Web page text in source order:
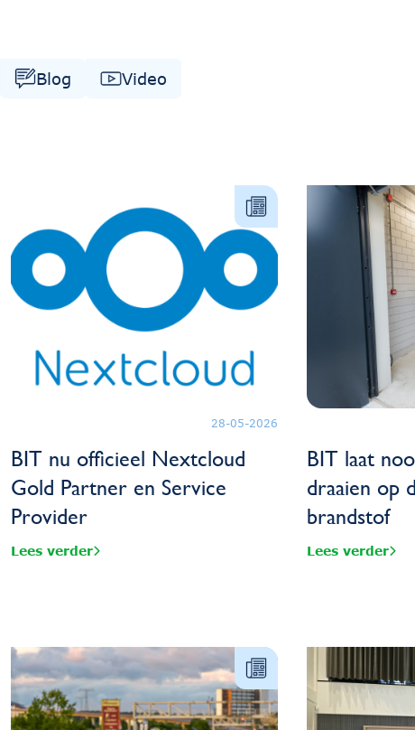
Blog Video
28-05-2026
BIT nu officieel Nextcloud
Gold Partner en Service
Provider
Lees verder
BIT laat
draaien op
brandstof
Lees verder